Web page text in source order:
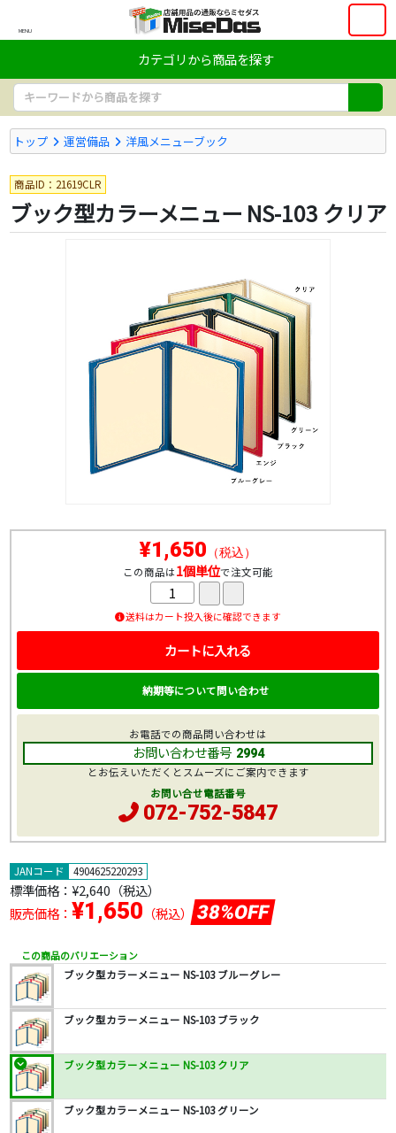
MENU
カテゴリから商品を探す
トップ 運営備品 洋風メニューブック
商品ID：21619CLR
ブック型カラーメニュー NS-103 クリア
JANコード 4904625220293
標準価格： ¥2,640 （税込）
販売価格： ¥1,650 （税込） 38%OFF
この商品のバリエーション
ブック型カラーメニュー NS-103 ブルーグレー
ブック型カラーメニュー NS-103 ブラック
ブック型カラーメニュー NS-103 クリア
ブック型カラーメニュー NS-103 グリーン
¥1,650 （税込）
この商品は1個単位で注文可能
送料はカート投入後に確認できます
カートに入れる
納期等について問い合わせ
お電話での商品問い合わせは
お問い合わせ番号 2994
とお伝えいただくとスムーズにご案内できます
お問い合せ電話番号
072-752-5847